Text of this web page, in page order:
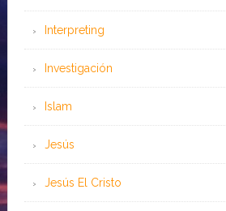
Interpreting
Investigación
Islam
Jesús
Jesús El Cristo